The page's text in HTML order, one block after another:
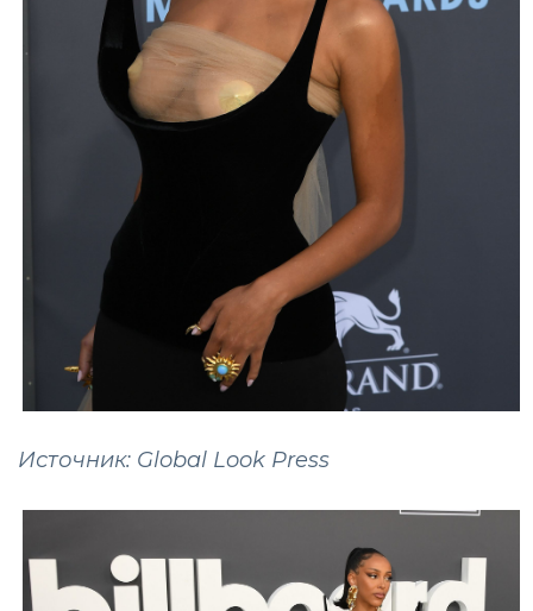
Источник: Global Look Press